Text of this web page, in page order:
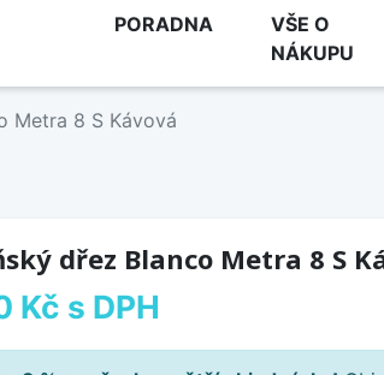
PORADNA
VŠE O
NÁKUPU
Metra 8 S Kávová
dřez Blanco Metra 8 S
Kč s DPH